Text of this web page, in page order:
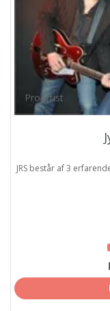
ProArtist
JRS består af 3